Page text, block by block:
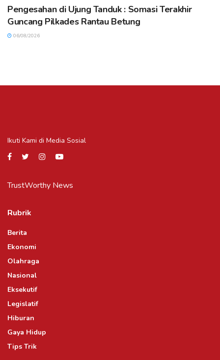
Pengesahan di Ujung Tanduk : Somasi Terakhir
Guncang Pilkades Rantau Betung
06/08/2026
Ikuti Kami di Media Sosial
TrustWorthy News
Rubrik
Berita
Ekonomi
Olahraga
Nasional
Eksekutif
Legislatif
Hiburan
Gaya Hidup
Tips Trik